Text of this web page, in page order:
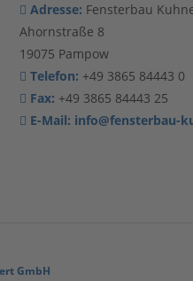
Adresse: Fensterbau
Ahornstraße 8
19075 Pampow
Telefon: +49 3865 84443 0
Fax: +49 3865 84443 25
E-Mail: info@fensterbau-
GmbH